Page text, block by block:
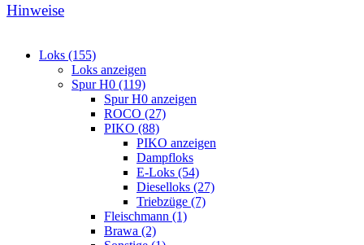
Hinweise
Loks (155)
Loks anzeigen
Spur H0 (119)
Spur H0 anzeigen
ROCO (27)
PIKO (88)
PIKO anzeigen
Dampfloks
E-Loks (54)
Dieselloks (27)
Triebzüge (7)
Fleischmann (1)
Brawa (2)